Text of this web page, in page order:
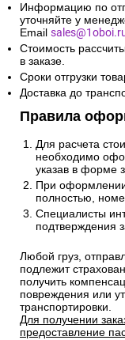
Информацию по
уточняйте у
Email
Стоимость
в заказе.
Сроки отгрузки
Доставка до
Правила
Для расчета
необходимо
указав в форме
При
полностью,
Специалисты
подтверждения
Любой груз,
подлежит
получить
повреждения или
транспортировки.
Для получении
предоставление